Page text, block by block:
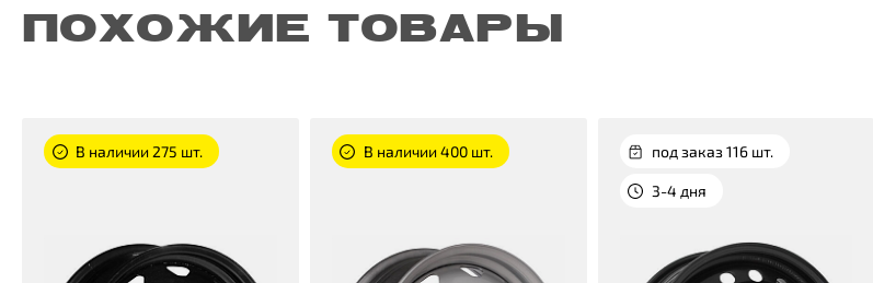
ПОХОЖИЕ ТОВАРЫ
В наличии 275 шт. В наличии 400 шт. под заказ 116 шт.
3-4 дня